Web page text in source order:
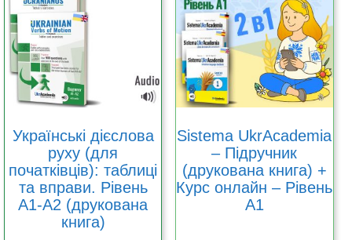
Українські дієслова
руху (для
початківців): таблиці
та вправи. Рівень
A1-A2 (друкована
книга)
кілька
варіантів.
Параметри
можна
вибрати
сторінці
Sistema UkrAcademia
– Підручник
(друкована книга) +
Курс онлайн – Рівень
А1
кілька
варіантів.
Параметри
можна
вибрати
на
сторінці